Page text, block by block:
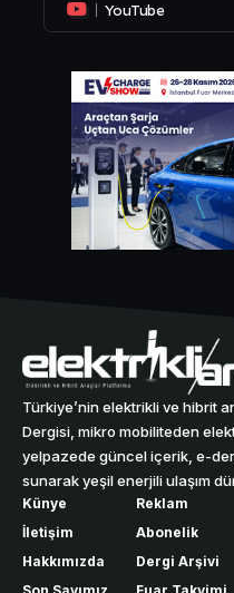
YouTube
Türkiye’nin elektrikli ve hibrit
Dergisi, mikro mobiliteden
yelpazede güncel içerik, e-
sunarak yeşil enerjili ulaşım
Künye
İletişim
Hakkımızda
Reklam
Abonelik
Dergi Arşivi